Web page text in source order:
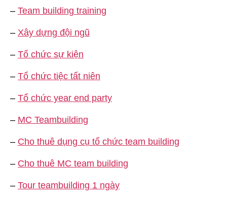
– Team building training
– Xây dựng đội ngũ
– Tổ chức sự kiện
– Tổ chức tiệc tất niên
– Tổ chức year end party
– MC Teambuilding
– Cho thuê dụng cụ tổ chức team building
– Cho thuê MC team building
– Tour teambuilding 1 ngày